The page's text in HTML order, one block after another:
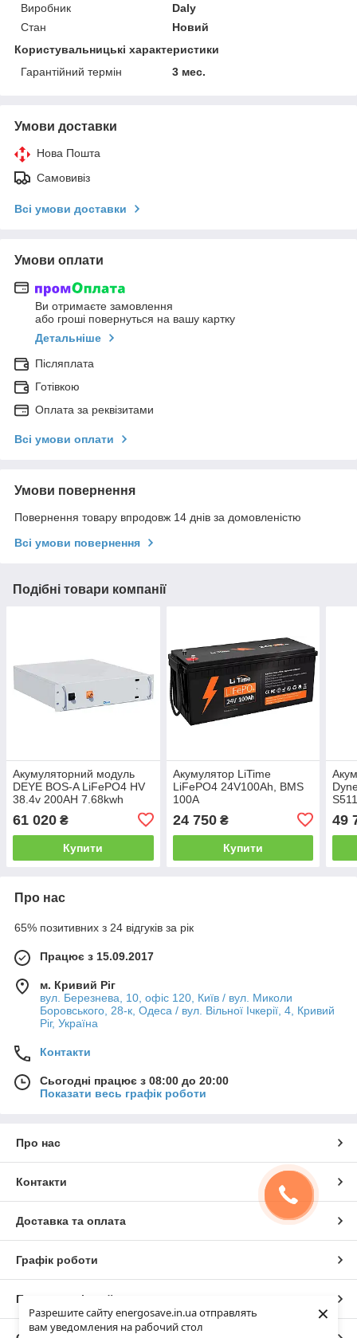
Разрешите сайту energosave.in.ua отправлять
вам уведомления на рабочий стол
×
Виробник
Daly
Стан
Новий
Користувальницькі характеристики
Гарантійний термін
3 мес.
Умови доставки
Нова Пошта
Самовивіз
Всі умови доставки
Умови оплати
Ви отримаєте замовлення
або гроші повернуться на вашу картку
Детальніше
Післяплата
Готівкою
Оплата за реквізитами
Всі умови оплати
Умови повернення
Повернення товару впродовж 14 днів за домовленістю
Всі умови повернення
Подібні товари компанії
Акумуляторний модуль
DEYE BOS-A LiFePO4 HV
38.4v 200AH 7.68kwh
61 020 ₴
Купити
Акумулятор LiTime
LiFePO4 24V100Ah, BMS
100A
24 750₴
Купити
49
Про нас
65% позитивних з 24 відгуків за рік
Працює з 15.09.2017
м. Кривий Ріг
вул. Березнева, 10, офіс 120, Київ / вул. Миколи
Боровського, 28-к, Одеса / вул. Вільної Ічкерії, 4, Кривий
Ріг, Україна
Контакти
Сьогодні працює з 08:00 до 20:00
Показати весь графік роботи
Про нас
Контакти
Доставка та оплата
Графік роботи
Повна версія сайту